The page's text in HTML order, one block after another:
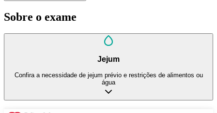
Sobre o exame
Jejum
Confira a necessidade de jejum prévio e restrições de alimentos ou
água